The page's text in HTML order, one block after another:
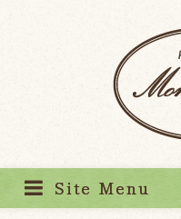
Site Menu